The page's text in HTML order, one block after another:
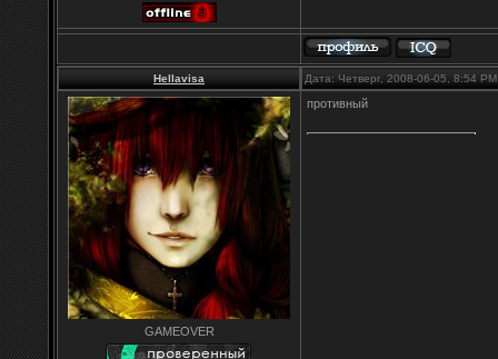
Hellavisa Дата: Четверг, 2008-06-05, 8:54
GAMEOVER
противный